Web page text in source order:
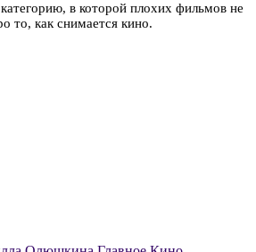
в которой плохих фильмов не
то, как снимается кино.